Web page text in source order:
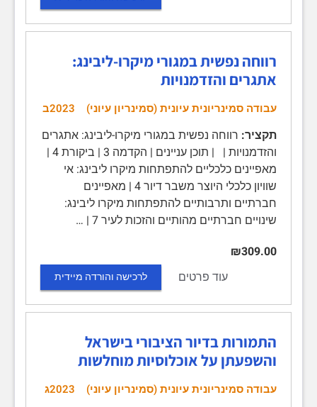
רווחה נפשית במגורי מיקרו-ליבינג:
אתגרים והזדמנויות
עבודה סמינריונית עיונית (סמינריון עיוני) 2023ב
תקציר: רווחה נפשית במגורי מיקרו-ליבינג: אתגרים
והזדמנויות | | תוכן עניינים | הקדמה 3 | ביקורת 4 |
מאפיינים כלכליים להתפתחות מיקרו ליבינג: אי
שוויון כלכלי היוצר משבר דיור 4 | מאפיינים
חברתיים ותרבותיים להתפתחות מיקרו ליבינג:
שינויים חברתיים מהותיים והזכות לעיר 7 | …
₪309.00
עוד פרטים
לרכישה והורדה מיידית
התמורות בדיור הציבורי בישראל
והשפעתן על אוכלוסיות מוחלשות
עבודה סמינריונית עיונית (סמינריון עיוני) 2023ג